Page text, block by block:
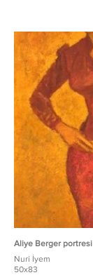
Aliye Berger portresi
Nuri İyem
50x83